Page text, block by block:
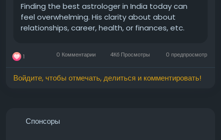
Finding the best astrologer in India today can
feel overwhelming. His clarity about about
relationships, career, health, or finances, etc.
1 0 Комментарии 4Кб Просмотры 0 предпросмотр
Войдите, чтобы отмечать, делиться и комментировать!
Спонсоры